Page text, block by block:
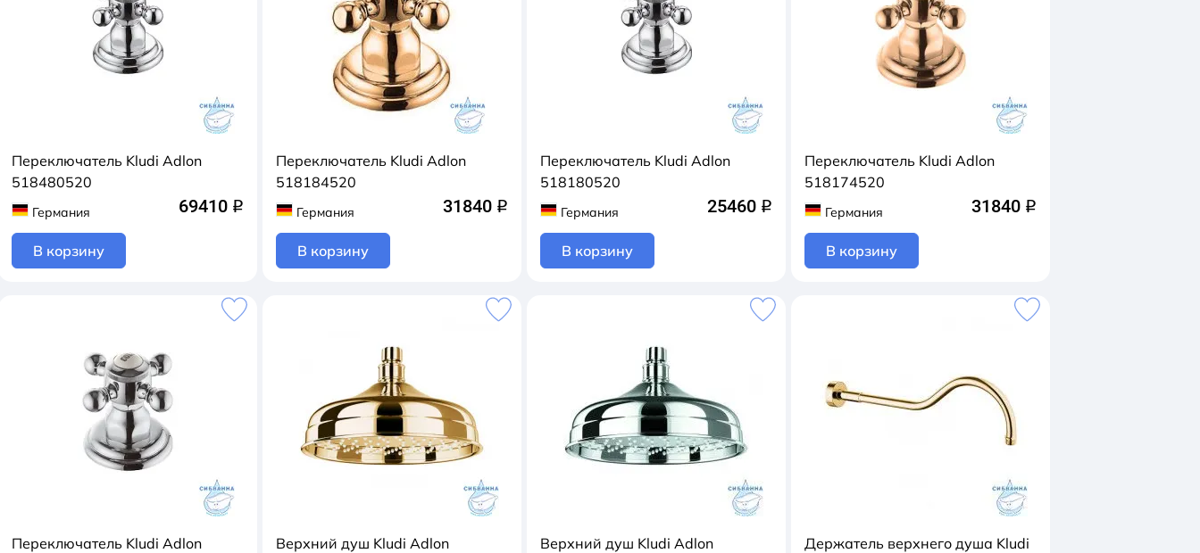
Переключатель Kludi Adlon
518480520
Германия 69410 q
В корзину
Переключатель Kludi Adlon
518184520
Германия 31840 q
В корзину
Переключатель Kludi Adlon
518180520
Германия 25460 q
В корзину
Переключатель Kludi Adlon
518174520
Германия 31840 q
В корзину
Переключатель Kludi Adlon
Верхний душ Kludi Adlon
Верхний душ Kludi Adlon
Держатель верхнего душа Kludi